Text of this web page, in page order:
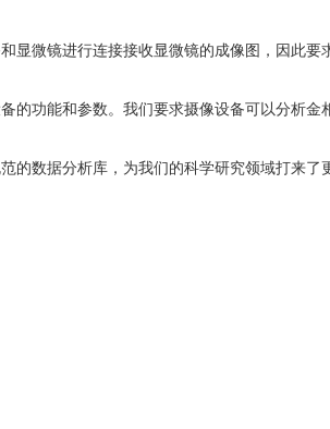
微镜进行连接接收显微镜的成像图，因此
功能和参数。我们要求摄像设备可以分析
数据分析库，为我们的科学研究领域打来